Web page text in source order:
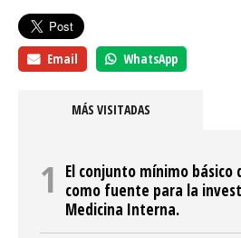
Email WhatsApp
MÁS VISITADAS
El conjunto mínimo básico
como fuente para la
Medicina Interna.